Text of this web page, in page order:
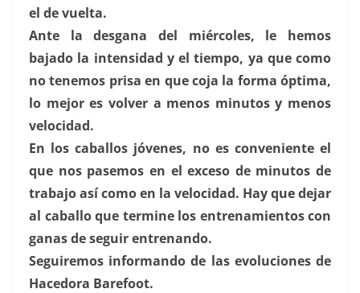
el de vuelta.
Ante la desgana del miércoles, le hemos
bajado la intensidad y el tiempo, ya que como
no tenemos prisa en que coja la forma óptima,
lo mejor es volver a menos minutos y menos
velocidad.
En los caballos jóvenes, no es conveniente el
que nos pasemos en el exceso de minutos de
trabajo así como en la velocidad. Hay que dejar
al caballo que termine los entrenamientos con
ganas de seguir entrenando.
Seguiremos informando de las evoluciones de
Hacedora Barefoot.